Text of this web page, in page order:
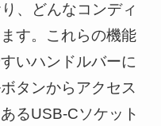
、どんなコンディ
す。これらの機能
いハンドルバーに
タンからアクセス
るUSB-Cソケット